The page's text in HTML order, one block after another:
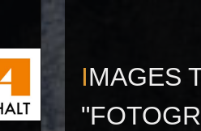
IMAGES TAGGED